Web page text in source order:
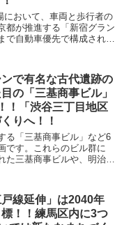
において、車両と歩行者の
都が推進する「新宿グラン
で自動車優先で構成されて
で有名な古代遺跡の
の「三基商事ビル」
！「渋谷三丁目地区
りへ！！
る「三基商事ビル」など6
です。これらのビル群に
三基商事ビルや、明治通
戸線延伸」は2040年
！！練馬区内に3つ